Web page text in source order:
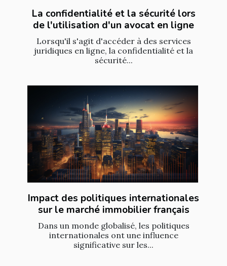
La confidentialité et la sécurité lors
de l'utilisation d'un avocat en ligne
Lorsqu'il s'agit d'accéder à des services
juridiques en ligne, la confidentialité et la
sécurité...
Impact des politiques internationales
sur le marché immobilier français
Dans un monde globalisé, les politiques
internationales ont une influence
significative sur les...